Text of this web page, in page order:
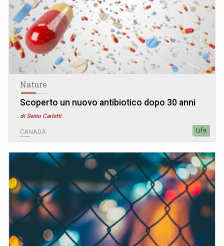
Nature
Scoperto un nuovo antibiotico dopo 30 anni
di Senio Carletti
CANADA Life